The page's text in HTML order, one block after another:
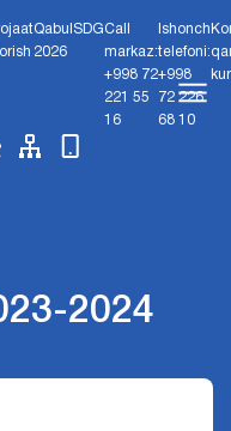
Qabul
2026
SDGCall
markaz:
+998 72
221 55
16
Ishonch
telefoni:
+998
72 226
68 10
2024